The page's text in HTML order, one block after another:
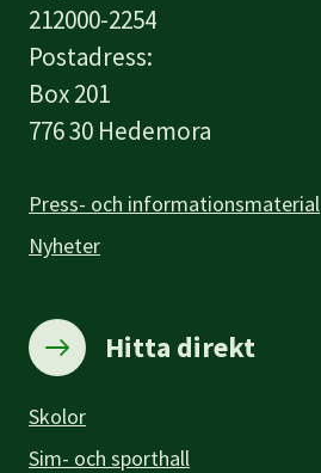
212000-2254
Postadress:
Box 201
776 30 Hedemora
Press- och informationsmaterial
Nyheter
Hitta direkt
Skolor
Sim- och sporthall